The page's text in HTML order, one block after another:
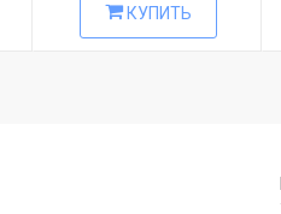
КУПИТЬ